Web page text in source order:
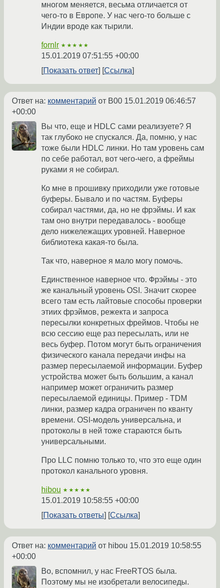
многом меняется, весьма отличается от
чего-то в Европе. У нас чего-то больше с
Индии вроде как тырили.
fornlr ★★★★★
15.01.2019 07:51:55 +00:00
Показать ответ
Ссылка
Ответ на: комментарий от B00 15.01.2019 06:46:57
+00:00
Вы что, еще и HDLC сами реализуете? Я
так глубоко не спускался. Да, помню, у нас
тоже были HDLC линки. Но там уровень сам
по себе работал, вот чего-чего, а фреймы
руками я не собирал.
Ко мне в прошивку приходили уже готовые
буферы. Бывало и по частям. Буферы
собирал частями, да, но не фрэймы. И как
там оно внутри передавалось - вообще
дело нижележащих уровней. Наверное
библиотека какая-то была.
Так что, наверное я мало могу помочь.
Единственное наверное что. Фрэймы - это
же канальный уровень OSI. Значит скорее
всего там есть лайтовые способы проверки
этиих фрэймов, режекта и запроса
пересылки конкретных фреймов. Чтобы не
всю сессию еще раз пересылать, или не
весь буфер. Потом могут быть ограничения
физического канала передачи инфы на
размер пересылаемой информации. Буфер
устройства может быть большим, а канал
например может ограничить размер
пересылаемой единицы. Пример - TDM
линки, размер кадра ограничен по кванту
времени. OSI-модель универсальна, и
протоколы в ней тоже стараются быть
универсальными.
Про LLC помню только то, что это еще один
протокол канального уровня.
hibou ★★★★★
15.01.2019 10:58:55 +00:00
Показать ответы
Ссылка
Ответ на: комментарий от hibou 15.01.2019 10:58:55
+00:00
Во, вспомнил, у нас FreeRTOS была.
Поэтому мы не изобретали велосипеды.